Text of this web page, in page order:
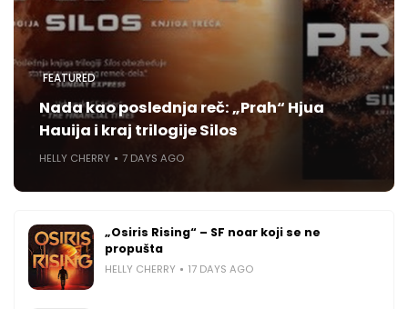
FEATURED
Nada kao poslednja reč: „Prah“ Hjua
Hauija i kraj trilogije Silos
HELLY CHERRY 7 DAYS AGO
„Osiris Rising“ – SF noar koji se ne
propušta
HELLY CHERRY 17 DAYS AGO